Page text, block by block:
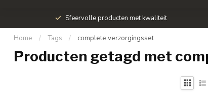
Sfeervolle producten met kwaliteit
Home / Tags / complete verzorgingsset
Producten getagd met